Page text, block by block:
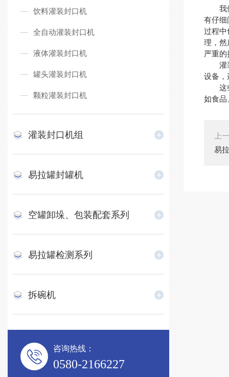
饮料灌装封口机
全自动灌装封口机
液体灌装封口机
罐头灌装封口机
颗粒灌装封口机
灌装封口机组
易拉罐封罐机
空罐卸垛、包装配套系列
易拉罐检测系列
拆碗机
咨询热线：
0580-2166227
我们
有仔细
过程中
理，然
严重
灌装
设备，
这些
如食品
上
易